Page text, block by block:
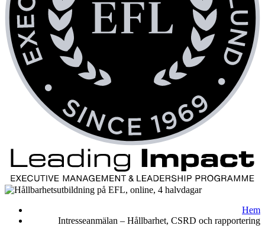
Hem
Intresseanmälan – Hållbarhet, CSRD och rapportering